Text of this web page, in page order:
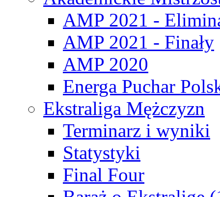
AMP 2021 -
AMP 2021 - Finały
AMP 2020
Energa Puchar
Ekstraliga Mężczyzn
Terminarz i wyniki
Statystyki
Final Four